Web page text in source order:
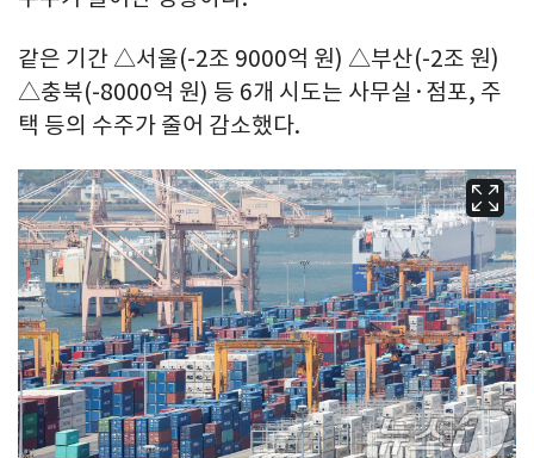
같은 기간 △서울(-2조 9000억 원) △부산(-2조 원)
△충북(-8000억 원) 등 6개 시도는 사무실·점포, 주
택 등의 수주가 줄어 감소했다.